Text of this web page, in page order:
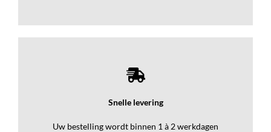
Snelle levering
Uw bestelling wordt binnen 1 à 2 werkdagen